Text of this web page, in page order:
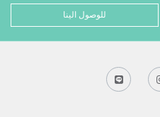
للوصول الينا